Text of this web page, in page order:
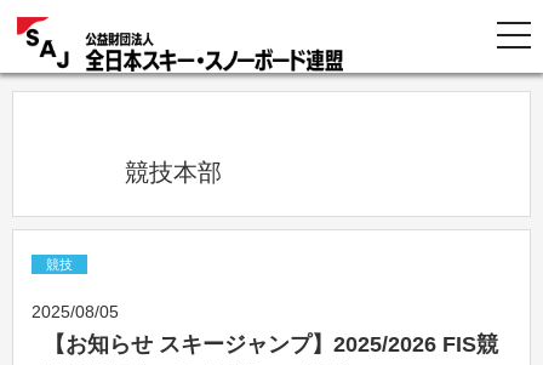
            競技本部
競技
2025/08/05
【お知らせ スキージャンプ】2025/2026 FIS競